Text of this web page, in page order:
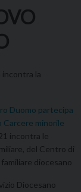
incontra la
Duomo partecipa
Carcere minorile
incontra le
del Centro di
diocesano
Diocesano